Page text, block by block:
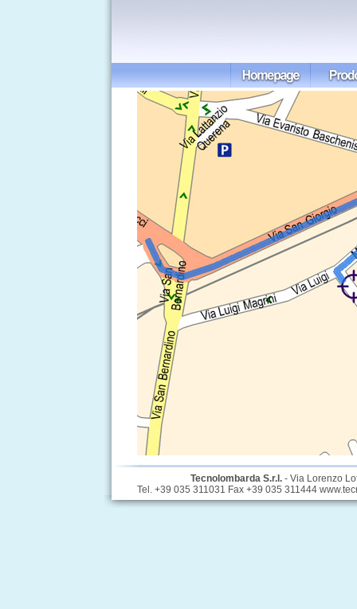
Tecnolombarda S.r.l. - Via Lorenzo
Tel. +39 035 311031 Fax +39 035 311444